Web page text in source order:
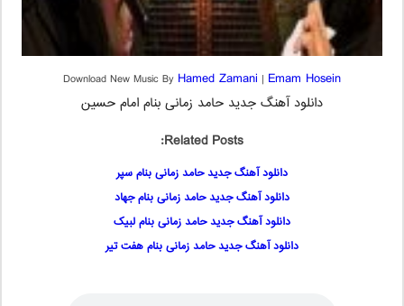
Download New Music By Hamed Zamani | Emam Hosein
دانلود آهنگ جدید حامد زمانی بنام امام حسین
Related Posts:
دانلود آهنگ جدید حامد زمانی بنام سپر
دانلود آهنگ جدید حامد زمانی بنام جهاد
دانلود آهنگ جدید حامد زمانی بنام لبیک
دانلود آهنگ جدید حامد زمانی بنام هفت تیر